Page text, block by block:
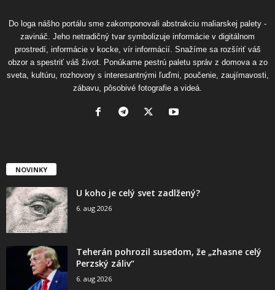
Do loga nášho portálu sme zakomponovali abstrakciu maliarskej palety -
zavináč. Jeho netradičný tvar symbolizuje informácie v digitálnom
prostredí, informácie v kocke, vír informácií. Snažíme sa rozšíriť váš
obzor a spestriť váš život. Ponúkame pestrú paletu správ z domova a zo
sveta, kultúru, rozhovory s interesantnými ľuďmi, poučenie, zaujímavosti,
zábavu, pôsobivé fotografie a videá.
NOVINKY
U koho je celý svet zadlžený?
6. aug 2026
Teherán pohrozil susedom, že „zhasne celý
Perzský záliv“
6. aug 2026